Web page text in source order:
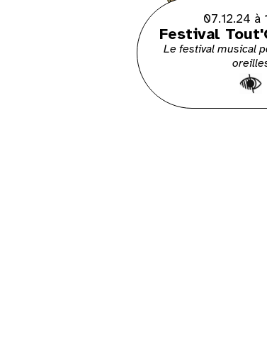
07.12.24 à
Festival
Le festival musical